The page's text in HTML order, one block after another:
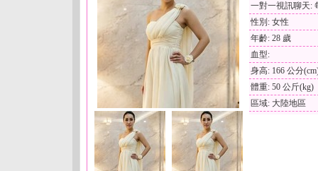
一對一視訊聊天:
性別: 女性
年齡: 28 歲
血型:
身高: 166 公分
體重: 50 公斤(kg)
區域: 大陸地區